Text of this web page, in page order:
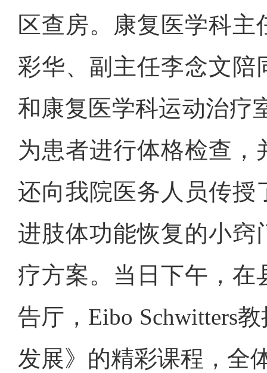
区查房。康复医学科
彩华、副主任李念文
和康复医学科运动治疗
为患者进行体格检查
还向我院医务人员传授
进肢体功能恢复的小窍
疗方案。当日下午，
告厅，Eibo Schwitters
发展》的精彩课程，全